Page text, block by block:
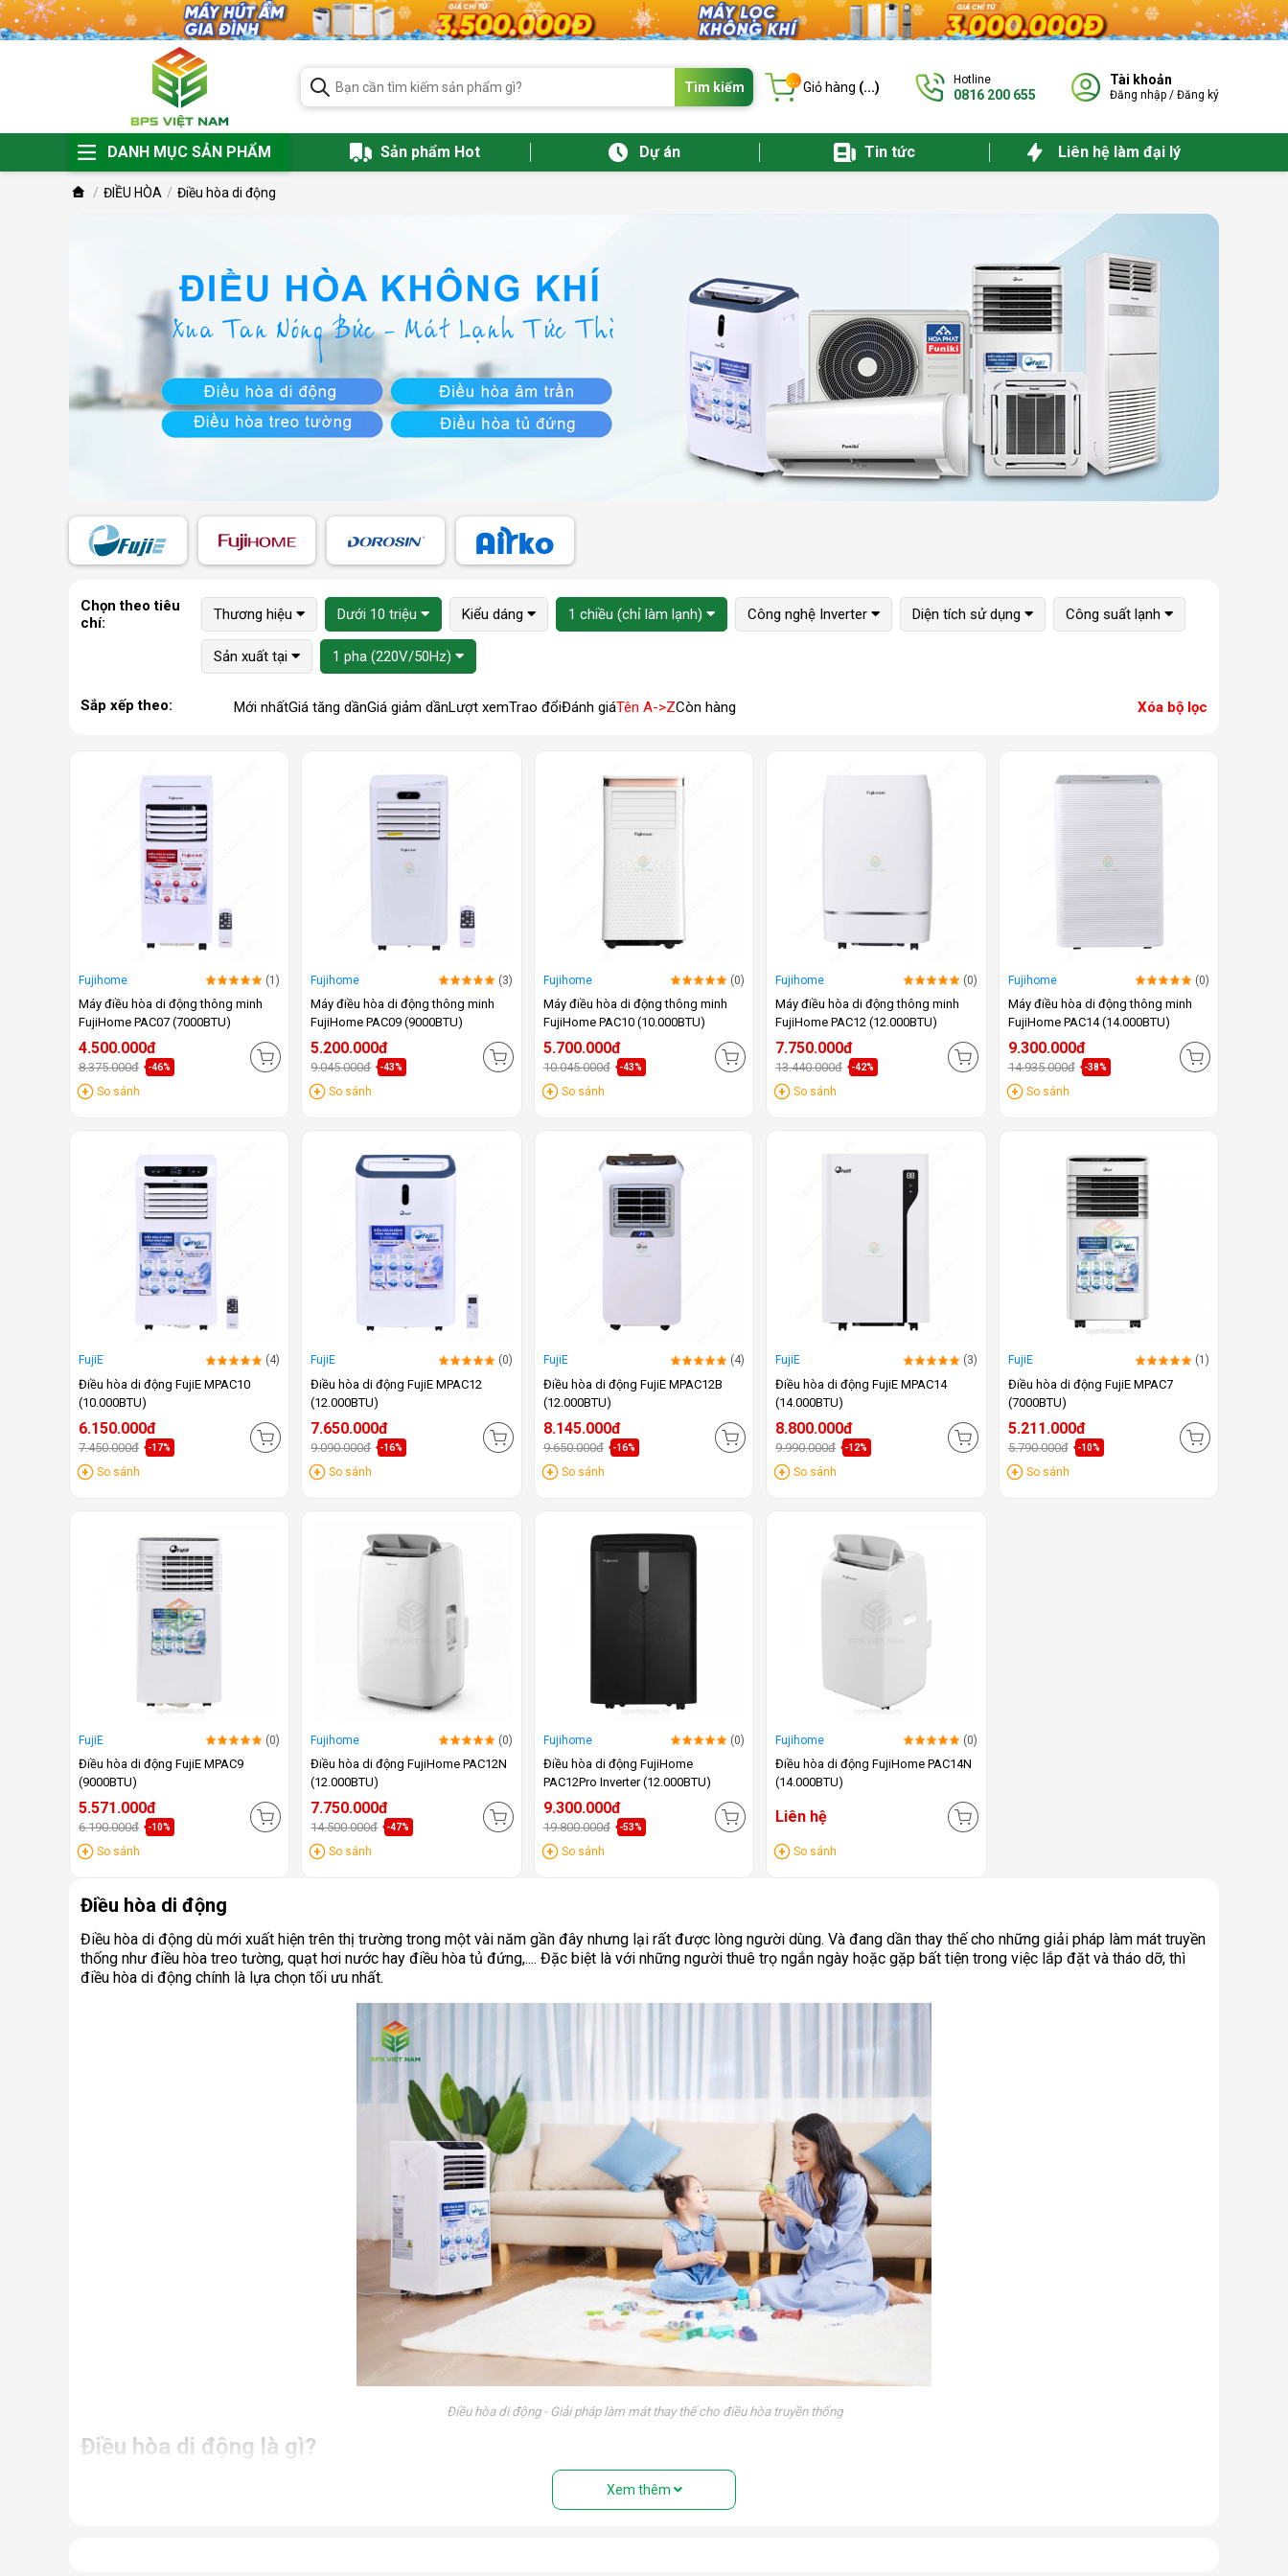
Tìm kiếm ... Giỏ hàng (...) Hotline
0816 200 655
Tài khoản
Đăng nhập / Đăng ký
DANH MỤC SẢN PHẨM Sản phẩm Hot Dự án Tin tức Liên hệ làm đại lý
ĐIỀU HÒA Điều hòa di động
Chọn theo tiêu
chí:
Thương hiệu Dưới 10 triệu Kiểu dáng 1 chiều (chỉ làm lạnh) Công nghệ Inverter Diện tích sử dụng Công suất lạnh
Sản xuất tại 1 pha (220V/50Hz)
Sắp xếp theo: Mới nhấtGiá tăng dầnGiá giảm dầnLượt xemTrao đổiĐánh giáTên A->ZCòn hàng Xóa bộ lọc
Fujihome (1)
Máy điều hòa di động thông minh
FujiHome PAC07 (7000BTU)
4.500.000đ
8.375.000đ -46%
So sánh
Fujihome (3)
Máy điều hòa di động thông minh
FujiHome PAC09 (9000BTU)
5.200.000đ
9.045.000đ -43%
So sánh
Fujihome (0)
Máy điều hòa di động thông minh
FujiHome PAC10 (10.000BTU)
5.700.000đ
10.045.000đ -43%
So sánh
Fujihome (0)
Máy điều hòa di động thông minh
FujiHome PAC12 (12.000BTU)
7.750.000đ
13.440.000đ -42%
So sánh
Fujihome (0)
Máy điều hòa di động thông minh
FujiHome PAC14 (14.000BTU)
9.300.000đ
14.935.000đ -38%
So sánh
FujiE (4)
Điều hòa di động FujiE MPAC10
(10.000BTU)
6.150.000đ
7.450.000đ -17%
So sánh
FujiE (0)
Điều hòa di động FujiE MPAC12
(12.000BTU)
7.650.000đ
9.090.000đ -16%
So sánh
FujiE (4)
Điều hòa di động FujiE MPAC12B
(12.000BTU)
8.145.000đ
9.650.000đ -16%
So sánh
FujiE (3)
Điều hòa di động FujiE MPAC14
(14.000BTU)
8.800.000đ
9.990.000đ -12%
So sánh
FujiE (1)
Điều hòa di động FujiE MPAC7
(7000BTU)
5.211.000đ
5.790.000đ -10%
So sánh
FujiE (0)
Điều hòa di động FujiE MPAC9
(9000BTU)
5.571.000đ
6.190.000đ -10%
So sánh
Fujihome (0)
Điều hòa di động FujiHome PAC12N
(12.000BTU)
7.750.000đ
14.500.000đ -47%
So sánh
Fujihome (0)
Điều hòa di động FujiHome
PAC12Pro Inverter (12.000BTU)
9.300.000đ
19.800.000đ -53%
So sánh
Fujihome (0)
Điều hòa di động FujiHome PAC14N
(14.000BTU)
Liên hệ
So sánh
Điều hòa di động
Điều hòa di động dù mới xuất hiện trên thị trường trong một vài năm gần đây nhưng lại rất được lòng người dùng. Và đang dần thay thế cho những giải pháp làm mát truyền
thống như điều hòa treo tường, quạt hơi nước hay điều hòa tủ đứng,.... Đặc biệt là với những người thuê trọ ngắn ngày hoặc gặp bất tiện trong việc lắp đặt và tháo dỡ, thì
điều hòa di động chính là lựa chọn tối ưu nhất.
Điều hòa di động - Giải pháp làm mát thay thế cho điều hòa truyền thống
Điều hòa di động là gì?
Điều hòa di động là thiết bị làm mát được cải tiến từ điều hòa treo tường truyền thống. Nếu nhìn từ bên ngoài, rất nhiều người nhầm tưởng rằng thiết bị này là quạt hơi nước.
Nhưng thực chất, đây là một chiếc điều hòa “chính hiệu” với đầy đủ các bộ phận: Dàn nóng, dàn lạnh, máy nén, khí gas, ống dẫn gas, bảng điều khiển,... giống như một chiếc
Xem thêm